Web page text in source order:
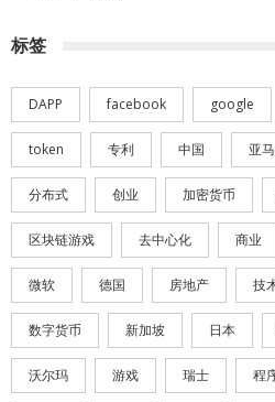
标签
DAPP facebook google
token 专利 中国 亚
分布式 创业 加密货币
区块链游戏 去中心化 商业
微软 德国 房地产 技
数字货币 新加坡 日本
沃尔玛 游戏 瑞士 程